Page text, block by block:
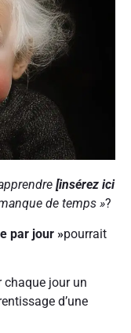
[insérez ici
de temps »?
par jour »pourrait
chaque jour un
d’une